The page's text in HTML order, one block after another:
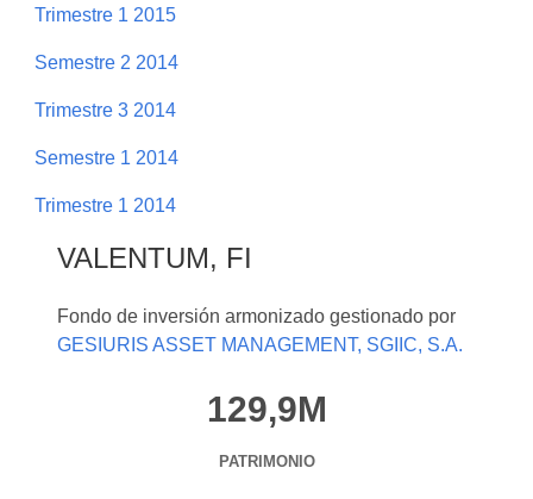
Trimestre 1 2015
Semestre 2 2014
Trimestre 3 2014
Semestre 1 2014
Trimestre 1 2014
VALENTUM, FI
Fondo de inversión armonizado gestionado por
GESIURIS ASSET MANAGEMENT, SGIIC, S.A.
129,9M
PATRIMONIO